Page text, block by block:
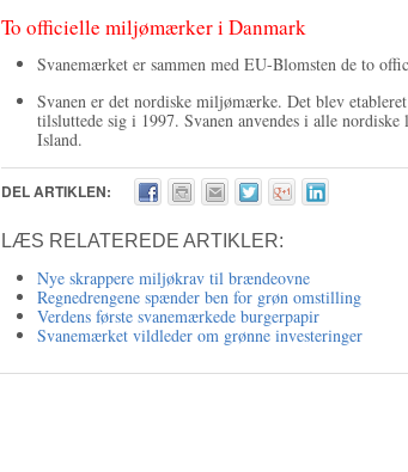
To officielle miljømærker i Danmark
Svanemærket er sammen med EU-Blomsten de to
Svanen er det nordiske miljømærke. Det blev
tilsluttede sig i 1997. Svanen anvendes i alle
Island.
DEL ARTIKLEN:
LÆS RELATEREDE ARTIKLER:
Nye skrappere miljøkrav til brændeovne
Regnedrengene spænder ben for grøn omstilling
Verdens første svanemærkede burgerpapir
Svanemærket vildleder om grønne investeringer